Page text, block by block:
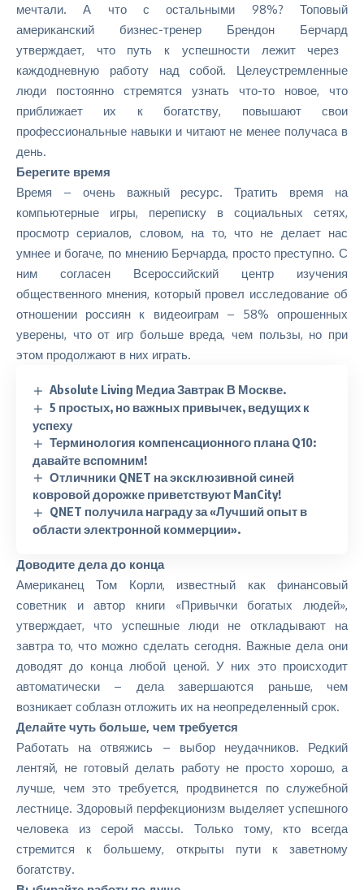
мечтали. А что с остальными 98%? Топовый
американский бизнес-тренер Брендон Берчард
утверждает, что путь к успешности лежит через
каждодневную работу над собой. Целеустремленные
люди постоянно стремятся узнать что-то новое, что
приближает их к богатству, повышают свои
профессиональные навыки и читают не менее получаса в
день.
Берегите время
Время – очень важный ресурс. Тратить время на
компьютерные игры, переписку в социальных сетях,
просмотр сериалов, словом, на то, что не делает нас
умнее и богаче, по мнению Берчарда, просто преступно. С
ним согласен Всероссийский центр изучения
общественного мнения, который провел исследование об
отношении россиян к видеоиграм – 58% опрошенных
уверены, что от игр больше вреда, чем пользы, но при
этом продолжают в них играть.
Absolute Living Медиа Завтрак В Москве.
5 простых, но важных привычек, ведущих к
успеху
Терминология компенсационного плана Q10:
давайте вспомним!
Отличники QNET на эксклюзивной синей
ковровой дорожке приветствуют ManCity!
QNET получила награду за «Лучший опыт в
области электронной коммерции».
Доводите дела до конца
АмериканецТом Корли, известный как финансовый
советник и автор книги «Привычки богатых людей»,
утверждает, что успешные люди не откладывают на
завтра то, что можно сделать сегодня. Важные дела они
доводят до конца любой ценой. У них это происходит
автоматически – дела завершаются раньше, чем
возникает соблазн отложить их на неопределенный срок.
Делайте чуть больше, чем требуется
Работать на отвяжись – выбор неудачников. Редкий
лентяй, не готовый делать работу не просто хорошо, а
лучше, чем это требуется, продвинется по служебной
лестнице. Здоровый перфекционизм выделяет успешного
человека из серой массы. Только тому, кто всегда
стремится к большему, открыты пути к заветному
богатству.